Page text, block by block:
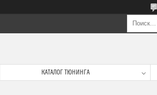
КАТАЛОГ ТЮНИНГА